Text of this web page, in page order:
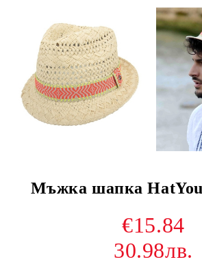
Мъжка шапка HatYou
€15.84
30.98лв.